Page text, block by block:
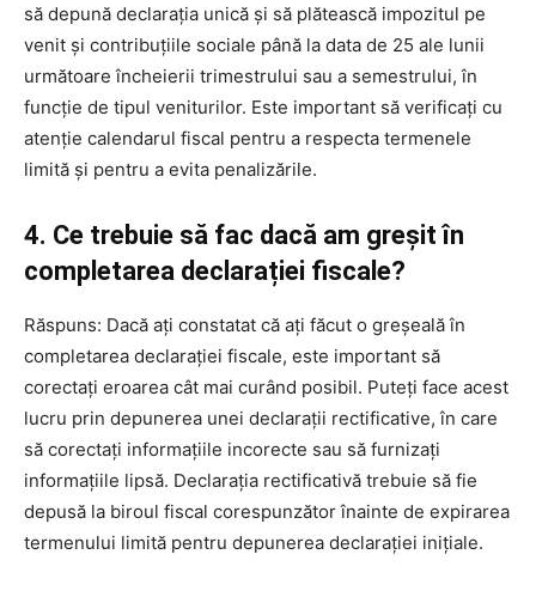
să depună declarația unică și să plătească impozitul pe
venit și contribuțiile sociale până la data de 25 ale lunii
următoare încheierii trimestrului sau a semestrului, în
funcție de tipul veniturilor. Este important să verificați cu
atenție calendarul fiscal pentru a respecta termenele
limită și pentru a evita penalizările.
4. Ce trebuie să fac dacă am greșit în
completarea declarației fiscale?
Răspuns: Dacă ați constatat că ați făcut o greșeală în
completarea declarației fiscale, este important să
corectați eroarea cât mai curând posibil. Puteți face acest
lucru prin depunerea unei declarații rectificative, în care
să corectați informațiile incorecte sau să furnizați
informațiile lipsă. Declarația rectificativă trebuie să fie
depusă la biroul fiscal corespunzător înainte de expirarea
termenului limită pentru depunerea declarației inițiale.